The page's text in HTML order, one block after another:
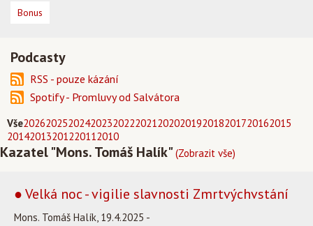
Vše202620252024202320222021202020192018201720162015
20142013201220112010
Kazatel "Mons. Tomáš Halík"(Zobrazit vše)
● Velká noc - vigilie slavnosti Zmrtvýchvstání
Mons. Tomáš Halík, 19.4.2025 -
Bonus
Podcasty
RSS - pouze kázání
Spotify - Promluvy od Salvátora